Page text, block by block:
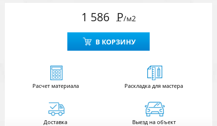
1 586 Р/м2
В КОРЗИНУ
Расчетматериала Раскладка для мастера
Доставка Выезд на объект